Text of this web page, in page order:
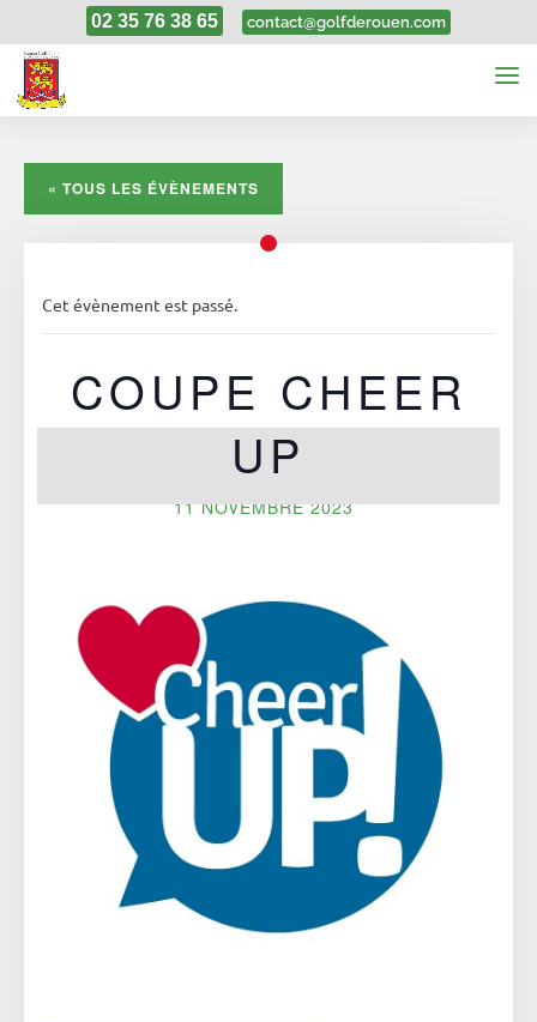
02 35 76 38 65 contact@golfderouen.com
« TOUS LES ÉVÈNEMENTS
Cet évènement est passé.
COUPE CHEER
UP
11 NOVEMBRE 2023